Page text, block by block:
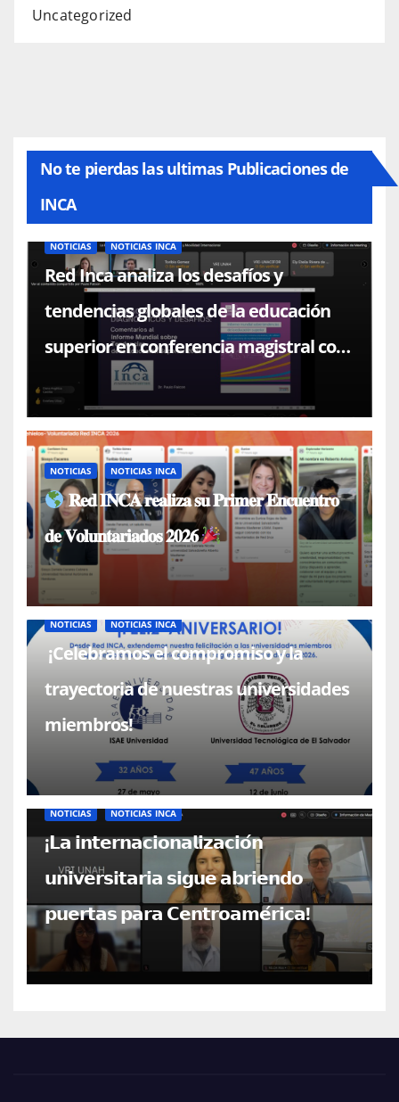
Uncategorized
No te pierdas las ultimas Publicaciones de
INCA
NOTICIAS NOTICIAS INCA
Red Inca analiza los desafíos y
tendencias globales de la educación
superior en conferencia magistral con
el Dr. Paulo Falcón
NOTICIAS NOTICIAS INCA
𝐑𝐞𝐝 𝐈𝐍𝐂𝐀 𝐫𝐞𝐚𝐥𝐢𝐳𝐚 𝐬𝐮 𝐏𝐫𝐢𝐦𝐞𝐫 𝐄𝐧𝐜𝐮𝐞𝐧𝐭𝐫𝐨
𝐝𝐞 𝐕𝐨𝐥𝐮𝐧𝐭𝐚𝐫𝐢𝐚𝐝𝐨𝐬 𝟐𝟎𝟐𝟔
NOTICIAS NOTICIAS INCA
¡Celebramos el compromiso y la
trayectoria de nuestras universidades
miembros!
NOTICIAS NOTICIAS INCA
¡𝗟𝗮 𝗶𝗻𝘁𝗲𝗿𝗻𝗮𝗰𝗶𝗼𝗻𝗮𝗹𝗶𝘇𝗮𝗰𝗶𝗼́𝗻
𝘂𝗻𝗶𝘃𝗲𝗿𝘀𝗶𝘁𝗮𝗿𝗶𝗮 𝘀𝗶𝗴𝘂𝗲 𝗮𝗯𝗿𝗶𝗲𝗻𝗱𝗼
𝗽𝘂𝗲𝗿𝘁𝗮𝘀 𝗽𝗮𝗿𝗮 𝗖𝗲𝗻𝘁𝗿𝗼𝗮𝗺𝗲́𝗿𝗶𝗰𝗮!